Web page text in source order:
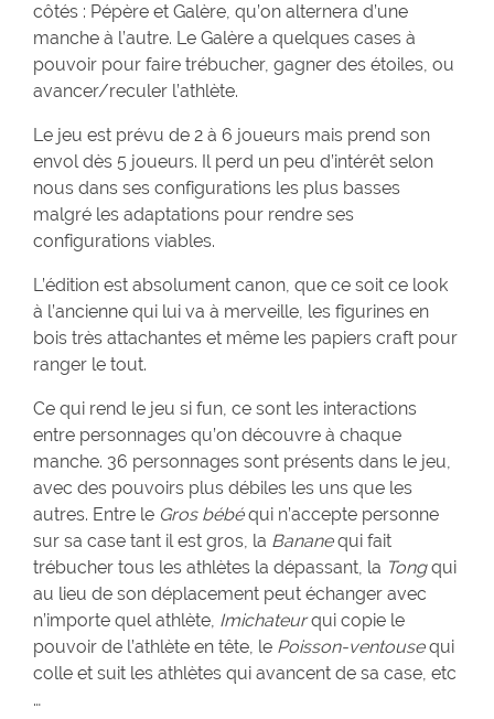
côtés : Pépère et Galère, qu’on alternera d’une
manche à l’autre. Le Galère a quelques cases à
pouvoir pour faire trébucher, gagner des étoiles, ou
avancer/reculer l’athlète.
Le jeu est prévu de 2 à 6 joueurs mais prend son
envol dès 5 joueurs. Il perd un peu d’intérêt selon
nous dans ses configurations les plus basses
malgré les adaptations pour rendre ses
configurations viables.
L’édition est absolument canon, que ce soit ce look
à l’ancienne qui lui va à merveille, les figurines en
bois très attachantes et même les papiers craft pour
ranger le tout.
Ce qui rend le jeu si fun, ce sont les interactions
entre personnages qu’on découvre à chaque
manche. 36 personnages sont présents dans le jeu,
avec des pouvoirs plus débiles les uns que les
autres. Entre le Gros bébéqui n’accepte personne
sur sa case tant il est gros, la Bananequi fait
trébucher tous les athlètes la dépassant, la Tongqui
au lieu de son déplacement peut échanger avec
n’importe quel athlète, Imichateurqui copie le
pouvoir de l’athlète en tête, le Poisson-ventousequi
colle et suit les athlètes qui avancent de sa case, etc
…